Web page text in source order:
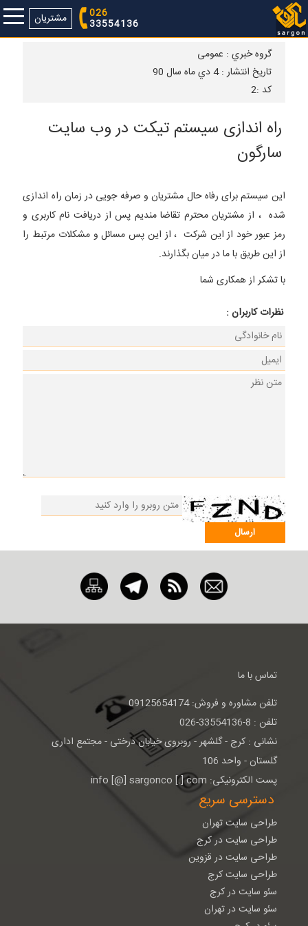
مشتریان 026
33554136
گروه خبري : عمومی
تاريخ انتشار :4 دي ماه سال 90
كد :2
راه اندازی سیستم تیکت در وب سایت
سارگون
این سیستم برای رفاه حال مشتریان و صرفه جویی در زمان راه اندازی
شده ، از مشتریان محترم تقاضا مندیم پس از دریافت نام کاربری و
رمز عبور خود از این شرکت ، از این پس مسائل و مشکلات مرتبط را
از این طریق با ما در میان بگذارند.
با تشکر از همکاری شما
نظرات كاربران :
تماس با ما
تلفن مشاوره و فروش: 09125654174
تلفن : 8-33554136-026
نشانی : كرج - گلشهر - روبروی خيابان درختی - مجتمع اداری
گلستان - واحد 106
پست الکترونیکی: info [@] sargonco [.] com
دسترسی سریع
طراحی سایت تهران
طراحی سایت در کرج
طراحی سایت در قزوین
طراحی سایت کرج
سئو سایت در کرج
سئو سایت در تهران